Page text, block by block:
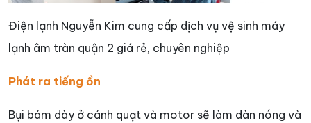
Điện lạnh Nguyễn Kim cung cấp dịch vụ vệ sinh máy
lạnh âm tràn quận 2 giá rẻ, chuyên nghiệp
Phát ra tiếng ồn
Bụi bám dày ở cánh quạt và motor sẽ làm dàn nóng và